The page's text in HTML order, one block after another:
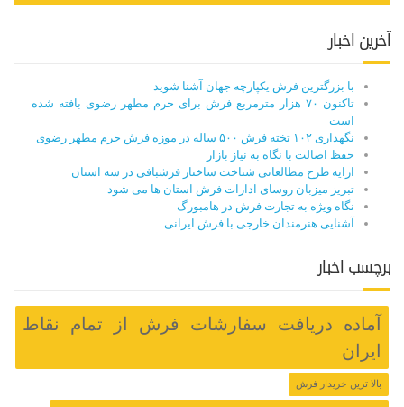
آخرین اخبار
با بزرگترین فرش یکپارچه جهان آشنا شوید
تاکنون ۷۰ هزار مترمربع فرش برای حرم مطهر رضوی بافته شده
است
نگهداری ۱۰۲ تخته فرش ۵۰۰ ساله در موزه فرش حرم مطهر رضوی
حفظ اصالت با نگاه به نیاز بازار
ارایه طرح مطالعاتی شناخت ساختار فرشبافی در سه استان
تبریز میزبان روسای ادارات فرش استان ها می شود
نگاه ویژه به تجارت فرش در هامبورگ
آشنایی هنرمندان خارجی با فرش ایرانی
برچسب اخبار
آماده دریافت سفارشات فرش از تمام نقاط
ایران
بالا ترین خریدار فرش